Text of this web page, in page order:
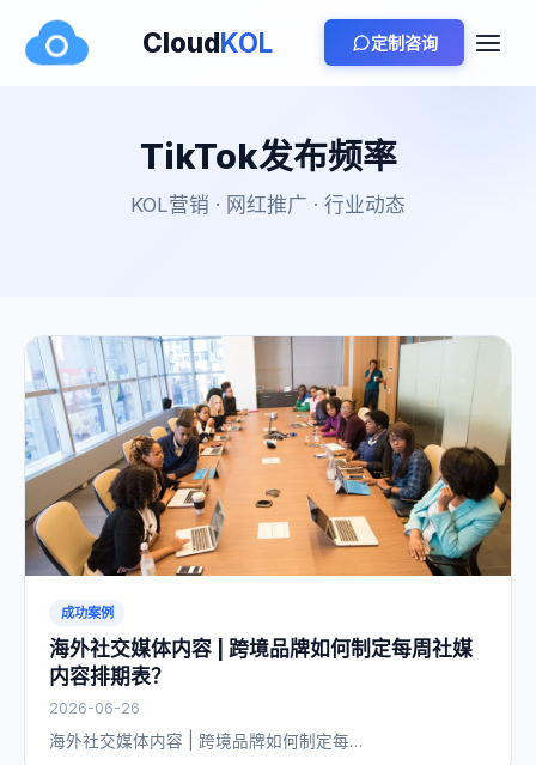
CloudKOL 定制咨询
TikTok发布频率
KOL营销 · 网红推广 · 行业动态
成功案例
海外社交媒体内容 | 跨境品牌如何制定每周社媒
内容排期表？
2026-06-26
海外社交媒体内容 | 跨境品牌如何制定每…